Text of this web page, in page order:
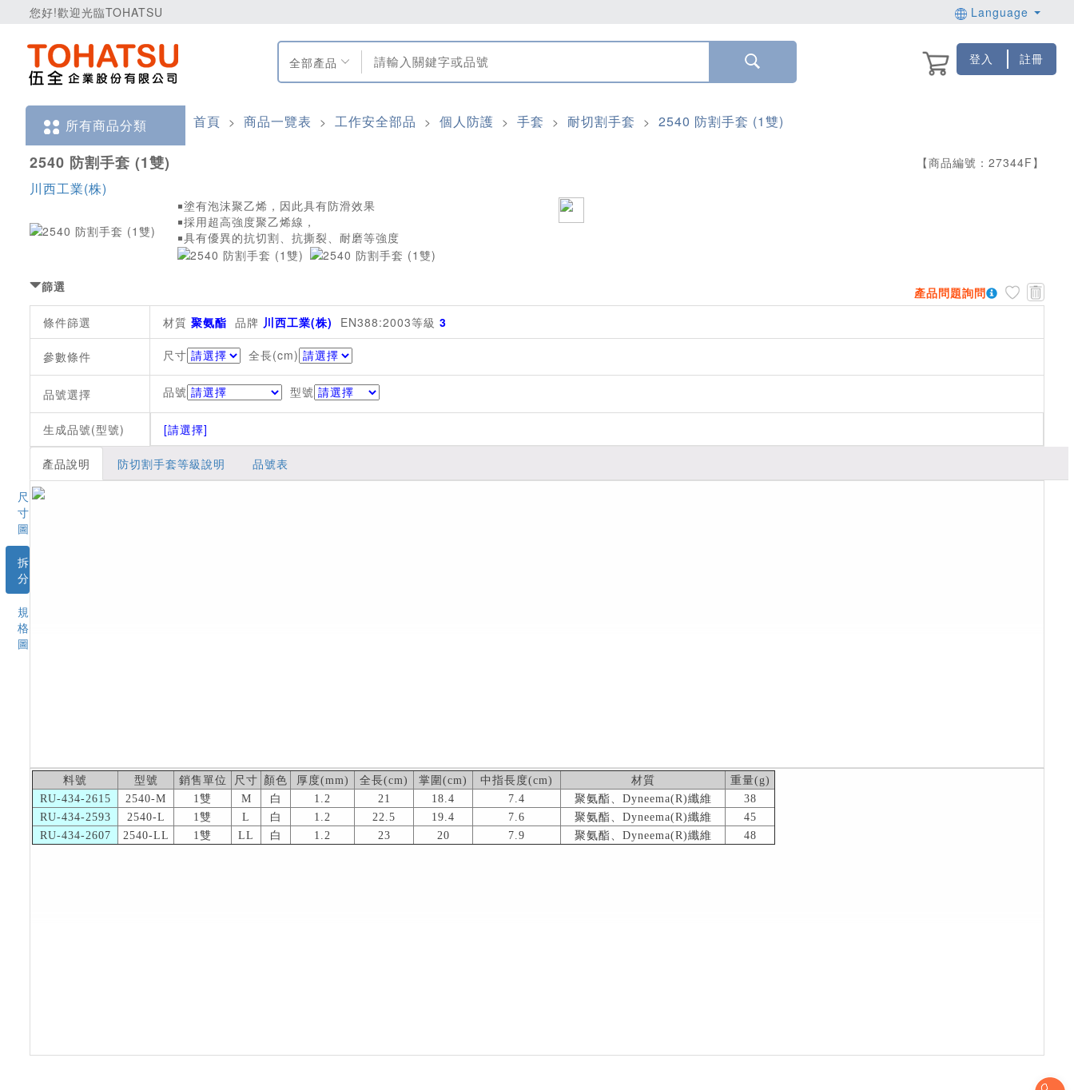
您好!歡迎光臨TOHATSU Language
全部產品 登入 註冊
所有商品分類 首頁 > 商品一覽表 > 工作安全部品 > 個人防護 > 手套 > 耐切割手套 > 2540 防割手套 (1雙)
2540 防割手套 (1雙) 【商品編號： 27344F 】
川西工業(株)
￭塗有泡沫聚乙烯，因此具有防滑效果
￭採用超高強度聚乙烯線，
￭具有優異的抗切割、抗撕裂、耐磨等強度
篩選
產品問題詢問
條件篩選
材質 聚氨酯 品牌 川西工業(株) EN388:2003等級 3
參數條件 尺寸 全長(cm)
品號選擇 品號 型號
生成品號(型號) [請選擇]
產品說明 防切割手套等級說明 品號表
尺
寸
圖
拆
分
規
格
圖
料號 型號 銷售單位 尺寸 顏色 厚度(mm) 全長(cm) 掌圍(cm) 中指長度(cm) 材質
重量(g)
RU-434-2615
2540-M 1雙 M 白 1.2 21 18.4 7.4 聚氨酯、Dyneema(R)纖維
38
RU-434-2593
2540-L 1雙 L 白 1.2 22.5 19.4 7.6 聚氨酯、Dyneema(R)纖維
45
RU-434-2607
2540-LL 1雙 LL 白 1.2 23 20 7.9 聚氨酯、Dyneema(R)纖維 48